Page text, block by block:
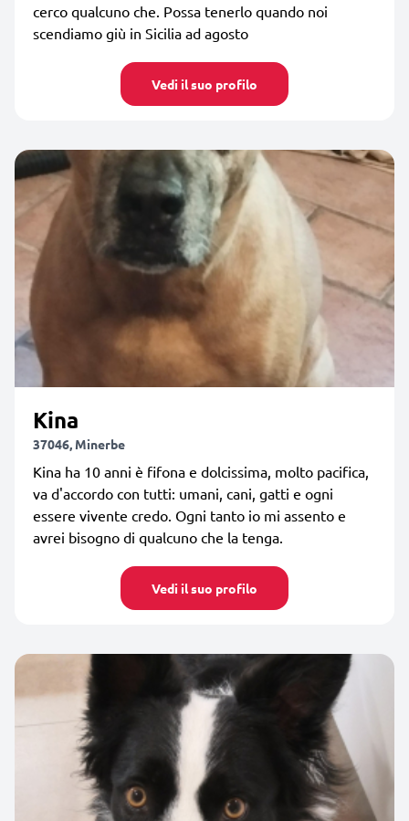
cerco qualcuno che. Possa tenerlo quando noi
scendiamo giù in Sicilia ad agosto
Vedi il suo profilo
Kina
37046, Minerbe
Kina ha 10 anni è fifona e dolcissima, molto pacifica,
va d'accordo con tutti: umani, cani, gatti e ogni
essere vivente credo. Ogni tanto io mi assento e
avrei bisogno di qualcuno che la tenga.
Vedi il suo profilo